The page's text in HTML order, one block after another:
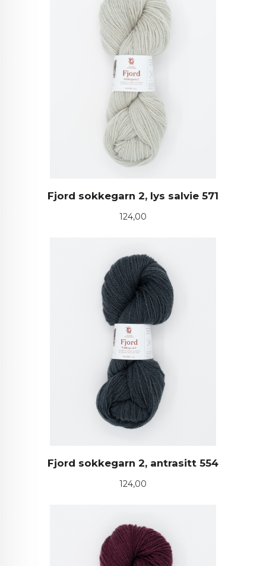
Fjord sokkegarn 2, lys salvie 571
Pris
124,00
Fjord sokkegarn 2, antrasitt 554
Pris
124,00